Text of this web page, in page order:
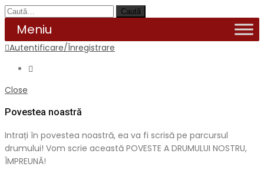
Caută
Autentificare/Înregistrare
Close
Povestea noastră
Intrați în povestea noastră, ea va fi scrisă pe parcursul
drumului! Vom scrie această POVESTE A DRUMULUI NOSTRU,
ÎMPREUNĂ!